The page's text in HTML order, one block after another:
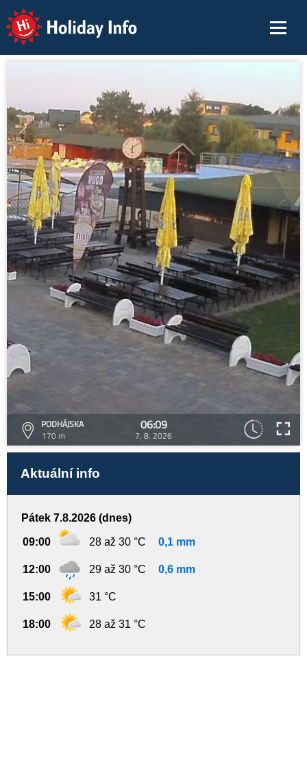
Holiday Info
PODHÁJSKA
170 m
06:09
7. 8. 2026
Aktuální info
Pátek 7.8.2026 (dnes)
09:00 28 až 30 °C 0,1 mm
12:00 29 až 30 °C 0,6 mm
15:00 31 °C
18:00 28 až 31 °C